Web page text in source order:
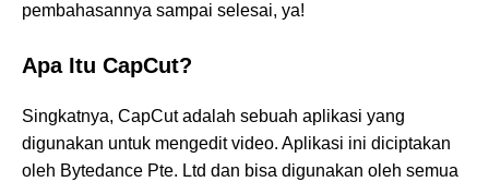
pembahasannya sampai selesai, ya!
Apa Itu CapCut?
Singkatnya, CapCut adalah sebuah aplikasi yang
digunakan untuk mengedit video. Aplikasi ini diciptakan
oleh Bytedance Pte. Ltd dan bisa digunakan oleh semua